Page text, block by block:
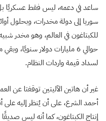
ساعد في دعمه، ليس فقط عسكريًا بل
سوريا إلى دولة مخدرات، وبحلول
للكبتاغون في العالم، وهو مخدر
حوالي 6 مليارات دولار
لسداد قيمة واردات النظام.
غير أن هاتين الآليتين توقفتا عن
أحمد الشرع، على أن يُنظر إليه
إنتاج الكبتاغون، كما أنه ليس